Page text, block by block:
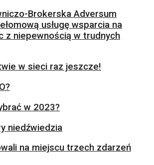
Brokerska Adversum
usługę wsparcia na
z niepewnością w trudnych
w sieci raz jeszcze!
w 2023?
niedźwiedzia
na miejscu trzech zdarzeń